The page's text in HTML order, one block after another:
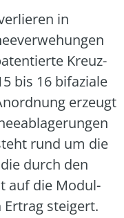
in
Kreuz­
bis 16 bifa­zia­le
erzeugt
rund um die
durch den
auf die Modul­
stei­gert.